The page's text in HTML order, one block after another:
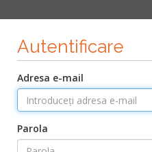
Autentificare
Adresa e-mail
Parola